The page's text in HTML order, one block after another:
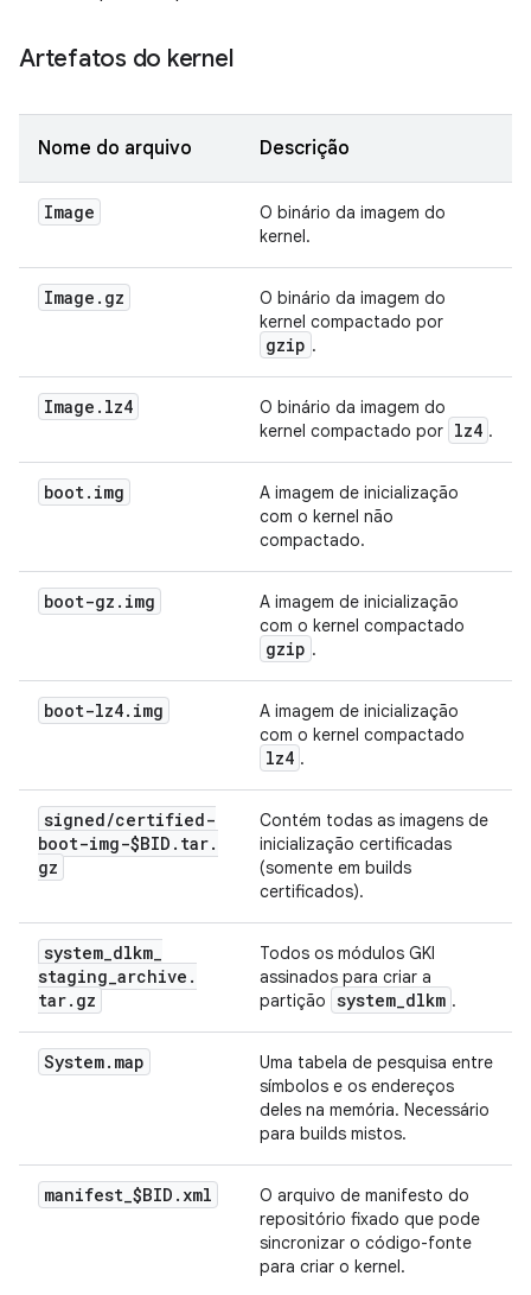
Artefatos do kernel
Nome do arquivo Descrição
Image
O binário da imagem do
kernel.
Image . gz
O binário da imagem do
kernel compactado por
gzip .
Image . lz4
O binário da imagem do
kernel compactado por lz4 .
boot. img
A imagem de inicialização
com o kernel não
compactado.
boot-gz . img
A imagem de inicialização
com o kernel compactado
gzip .
boot-lz4. img
A imagem de inicialização
com o kernel compactado
lz4 .
signed/certified-
boot-img-$BID . tar.
gz
Contém todas as imagens de
inicialização certificadas
(somente em builds
certificados).
system_dlkm_
staging_archive .
tar. gz
Todos os módulos GKI
assinados para criar a
partição system_dlkm .
System. map
Uma tabela de pesquisa entre
símbolos e os endereços
deles na memória. Necessário
para builds mistos.
manifest_$BID . xml
O arquivo de manifesto do
repositório fixado que pode
sincronizar o código-fonte
para criar o kernel.